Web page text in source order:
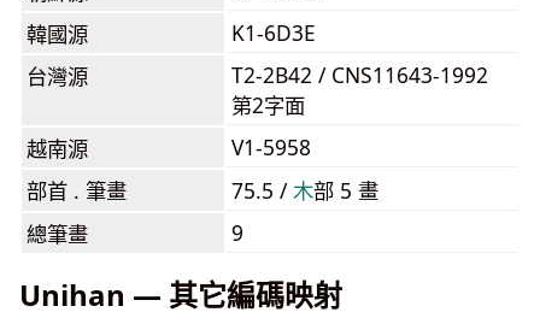
韓國源
K1-6D3E
台灣源
T2-2B42 / CNS11643-1992
第2字面
越南源
V1-5958
部首 . 筆畫
75.5 /⽊部 5 畫
總筆畫
9
Unihan — 其它編碼映射